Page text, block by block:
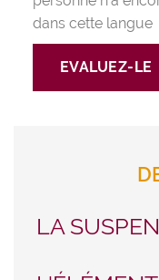
dans cette langue
EVALUEZ-LE
LA